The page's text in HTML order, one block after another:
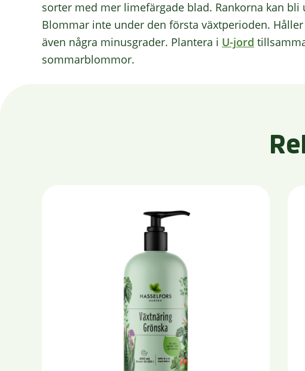
sorter med mer limefärgade blad. Rankorna kan
Blommar inte under den första växtperioden.
även några minusgrader. Plantera i U-jord
sommarblommor.